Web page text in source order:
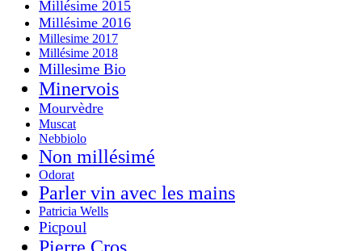
Millésime 2015
Millésime 2016
Millesime 2017
Millésime 2018
Millesime Bio
Minervois
Mourvèdre
Muscat
Nebbiolo
Non millésimé
Odorat
Parler vin avec les mains
Patricia Wells
Picpoul
Pierre Cros